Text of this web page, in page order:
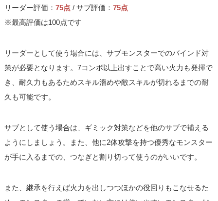
リーダー評価：75点 / サブ評価：75点
※最高評価は100点です
リーダーとして使う場合には、サブモンスターでのバインド対
策が必要となります。7コンボ以上出すことで高い火力も発揮で
き、耐久力もあるためスキル溜めや敵スキルが切れるまでの耐
久も可能です。
サブとして使う場合は、ギミック対策などを他のサブで補える
ようにしましょう。また、他に2体攻撃を持つ優秀なモンスター
が手に入るまでの、つなぎと割り切って使うのがいいです。
また、継承を行えば火力を出しつつほかの役回りもこなせるた